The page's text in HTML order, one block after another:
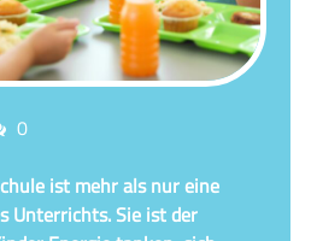
Comments
0
ist mehr als nur eine
Unterrichts. Sie ist der